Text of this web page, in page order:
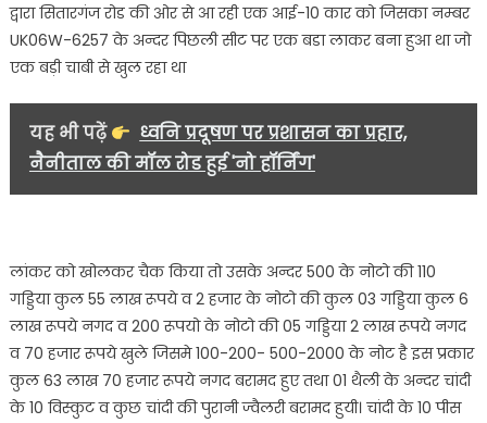
हजार
रुपए
580
द्वारा सितारगंज रोड की ओर से आ रही एक आई-10 कार को जिसका नम्बर
UK06W-6257 के अन्दर पिछली सीट पर एक बडा लाकर बना हुआ था जो
एक बड़ी चाबी से खुल रहा था
यह भी पढ़ें
ध्वनि प्रदूषण पर प्रशासन का प्रहार,
नैनीताल की मॉल रोड हुई 'नो हॉर्निंग'
लांकर को खोलकर चैक किया तो उसके अन्दर 500 के नोटो की 110
गड्डिया कुल 55 लाख रूपये व 2 हजार के नोटो की कुल 03 गड्डिया कुल 6
लाख रूपये नगद व 200 रूपयो के नोटो की 05 गड्डिया 2 लाख रूपये नगद
व 70 हजार रूपये खुले जिसमे 100-200- 500-2000 के नोट है इस प्रकार
कुल 63 लाख 70 हजार रूपये नगद बरामद हुए तथा 01 थैली के अन्दर चांदी
के 10 विस्कुट व कुछ चांदी की पुरानी ज्वैलरी बरामद हुयी। चांदी के 10 पीस